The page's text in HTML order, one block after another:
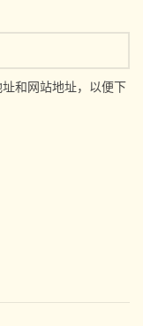
和网站地址，以便下